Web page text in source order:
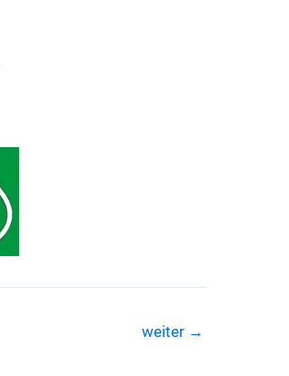
weiter →